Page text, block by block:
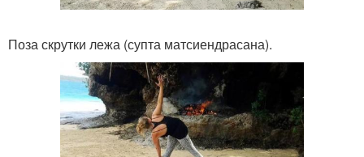
Поза скрутки лежа (супта матсиендрасана).